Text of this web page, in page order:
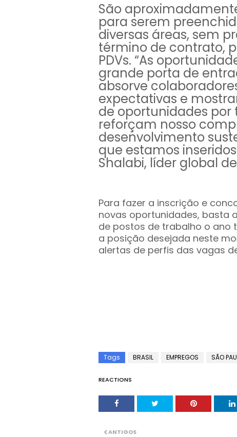
São
para serem
diversas áreas, sem
término de contrato,
PDVs. “As
grande porta de
absorve
expectativas e
de oportunidades
reforçam nosso
desenvolvimento
que estamos
Shalabi, líder global
Para fazer a inscrição e
novas oportunidades, basta
de postos de trabalho o ano
a posição desejada neste
alertas de perfis das vagas
Tags BRASIL EMPREGOS SÃO
REACTIONS
ANTIGOS